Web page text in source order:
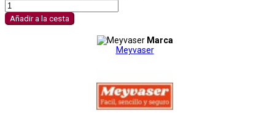
Añadir a la cesta
Marca
Meyvaser